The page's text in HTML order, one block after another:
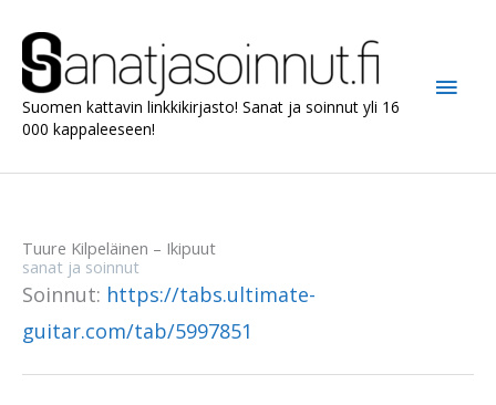
sisältöön
Suomen kattavin linkkikirjasto! Sanat ja soinnut yli 16
000 kappaleeseen!
Tuure Kilpeläinen – Ikipuut
sanat ja soinnut
Soinnut: https://tabs.ultimate-
guitar.com/tab/5997851